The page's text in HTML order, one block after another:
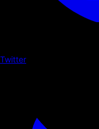
Twitter